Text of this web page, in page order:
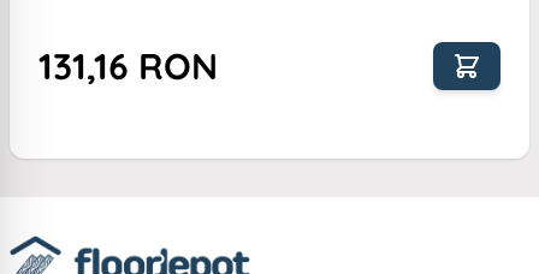
131,16 RON